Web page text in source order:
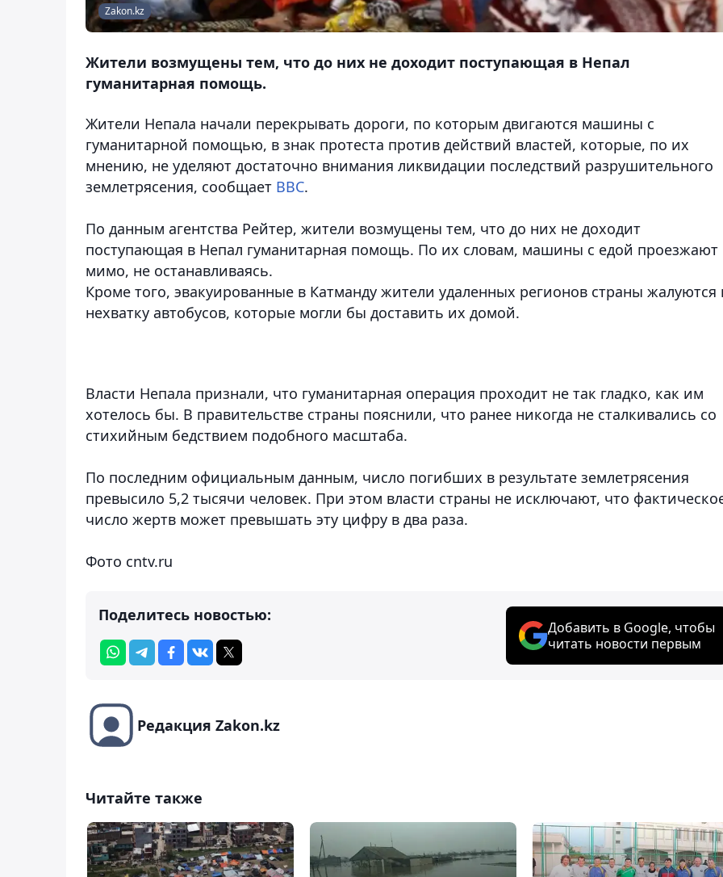
Zakon.kz
Жители возмущены тем, что до них не доходит поступающая в Непал
гуманитарная помощь.
Жители Непала начали перекрывать дороги, по которым двигаются машины с
гуманитарной помощью, в знак протеста против действий властей, которые, по их
мнению, не уделяют достаточно внимания ликвидации последствий разрушительного
землетрясения, сообщает ВВС.
По данным агентства Рейтер, жители возмущены тем, что до них не доходит
поступающая в Непал гуманитарная помощь. По их словам, машины с едой проезжают
мимо, не останавливаясь.
Кроме того, эвакуированные в Катманду жители удаленных регионов страны жалуются
нехватку автобусов, которые могли бы доставить их домой.
Власти Непала признали, что гуманитарная операция проходит не так гладко, как им
хотелось бы. В правительстве страны пояснили, что ранее никогда не сталкивались со
стихийным бедствием подобного масштаба.
По последним официальным данным, число погибших в результате землетрясения
превысило 5,2 тысячи человек. При этом власти страны не исключают, что
число жертв может превышать эту цифру в два раза.
Фото cntv.ru
Поделитесь новостью:
Добавить в Google, чтобы
читать новости первым
Редакция Zakon.kz
Читайте также